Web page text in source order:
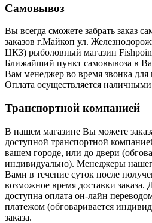
Самовывоз
Вы всегда сможете забрать заказ
заказов г.Майкоп ул.
ЦКЗ) рыболовный магазин
Ближайший пункт самовывоза в
Вам менеджер во время звонка для
Оплата осуществляется
Транспортной компанией
В нашем магазине Вы можете
доступной транспортной
вашем городе, или до двери
индивидуально). Менеджеры
Вами в течение суток после
возможное время доставки заказа.
доступна оплата он-лайн
платежом (обговаривается
заказа.